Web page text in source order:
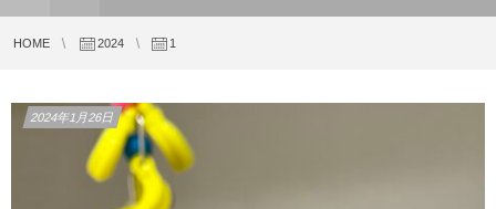
HOME 2024 1
2024年1月26日